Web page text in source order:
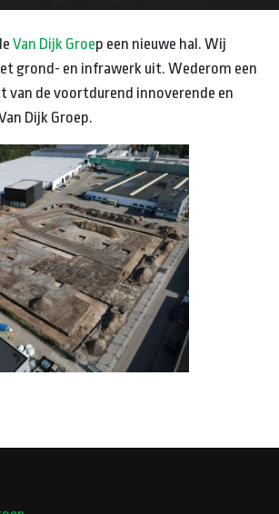
Van Dijk Groep een nieuwe hal. Wij
grond- en infrawerk uit. Wederom een
van de voortdurend innoverende en
Dijk Groep.